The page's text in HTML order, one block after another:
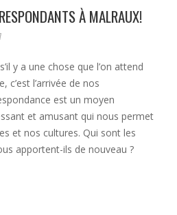
À MALRAUX!
y a une chose que l’on attend
c’est l’arrivée de nos
est un moyen
et amusant qui nous permet
et nos cultures. Qui sont les
apportent-ils de nouveau ?